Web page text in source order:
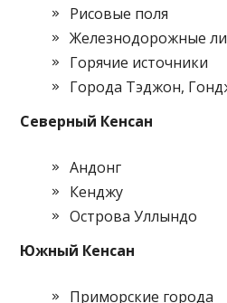
Рисовые поля
Железнодорожные
Горячие источники
Города Тэджон,
Северный Кенсан
Андонг
Кенджу
Острова Уллындо
Южный Кенсан
Приморские города